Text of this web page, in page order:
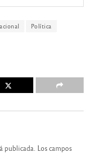
Política
publicada. Los campos